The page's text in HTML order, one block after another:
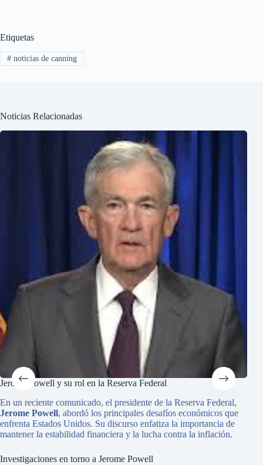
Etiquetas
#noticias de canning
Noticias Relacionadas
Jerome Powell y su rol en la Reserva Federal
En un reciente comunicado, el presidente de la Reserva Federal,
Jerome Powell, abordó los principales desafíos económicos que
enfrenta Estados Unidos. Su discurso enfatiza la importancia de
mantener la estabilidad financiera y la lucha contra la inflación.
Investigaciones en torno a Jerome Powell